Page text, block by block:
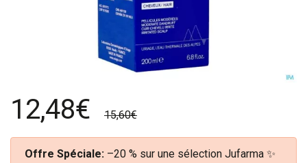
12,48€ 15,60€
Offre Spéciale: –20 % sur une sélection Jufarma ✨